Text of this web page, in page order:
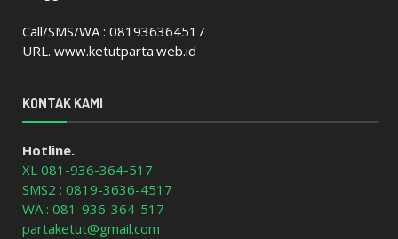
Call/SMS/WA : 081936364517
URL. www.ketutparta.web.id
KONTAK KAMI
Hotline.
XL 081-936-364-517
SMS2 : 0819-3636-4517
WA : 081-936-364-517
partaketut@gmail.com